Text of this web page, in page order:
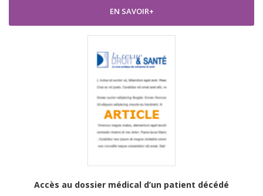
EN SAVOIR+
Accès au dossier médical d’un patient décédé